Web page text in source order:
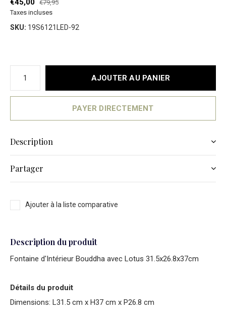
€45,00 €79,95
Taxes incluses
SKU: 19S6121LED-92
AJOUTER AU PANIER
PAYER DIRECTEMENT
Description
Partager
Ajouter à la liste comparative
Description du produit
Fontaine d'Intérieur Bouddha avec Lotus 31.5x26.8x37cm
Détails du produit
Dimensions: L31.5 cm x H37 cm x P26.8 cm